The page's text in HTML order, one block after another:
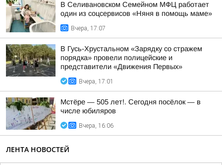
В Селивановском Семейном МФЦ работает
один из соцсервисов «Няня в помощь маме»
Вчера, 17:07
В Гусь-Хрустальном «Зарядку со стражем
порядка» провели полицейские и
представители «Движения Первых»
Вчера, 17:01
Мстёре — 505 лет!. Сегодня посёлок — в
числе юбиляров
Вчера, 16:06
ЛЕНТА НОВОСТЕЙ